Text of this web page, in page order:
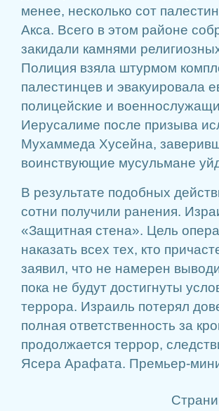
менее, несколько сот
Акса. Всего в этом районе
закидали камнями
Полиция взяла штурмом
палестинцев и эвакуировала
полицейские и
Иерусалиме после призыва
Мухаммеда Хусейна,
воинствующие мусульмане
В результате подобных
сотни получили ранения.
«Защитная стена». Цель
наказать всех тех, кто
заявил, что не намерен
пока не будут достигнуты
террора. Израиль потерял
полная ответственность за
продолжается террор,
Ясера Арафата. Премьер-